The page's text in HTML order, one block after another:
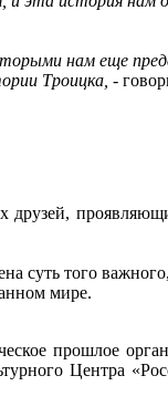
нам еще
Троицка, -
друзей,
суть того
мире.
прошлое
Центра